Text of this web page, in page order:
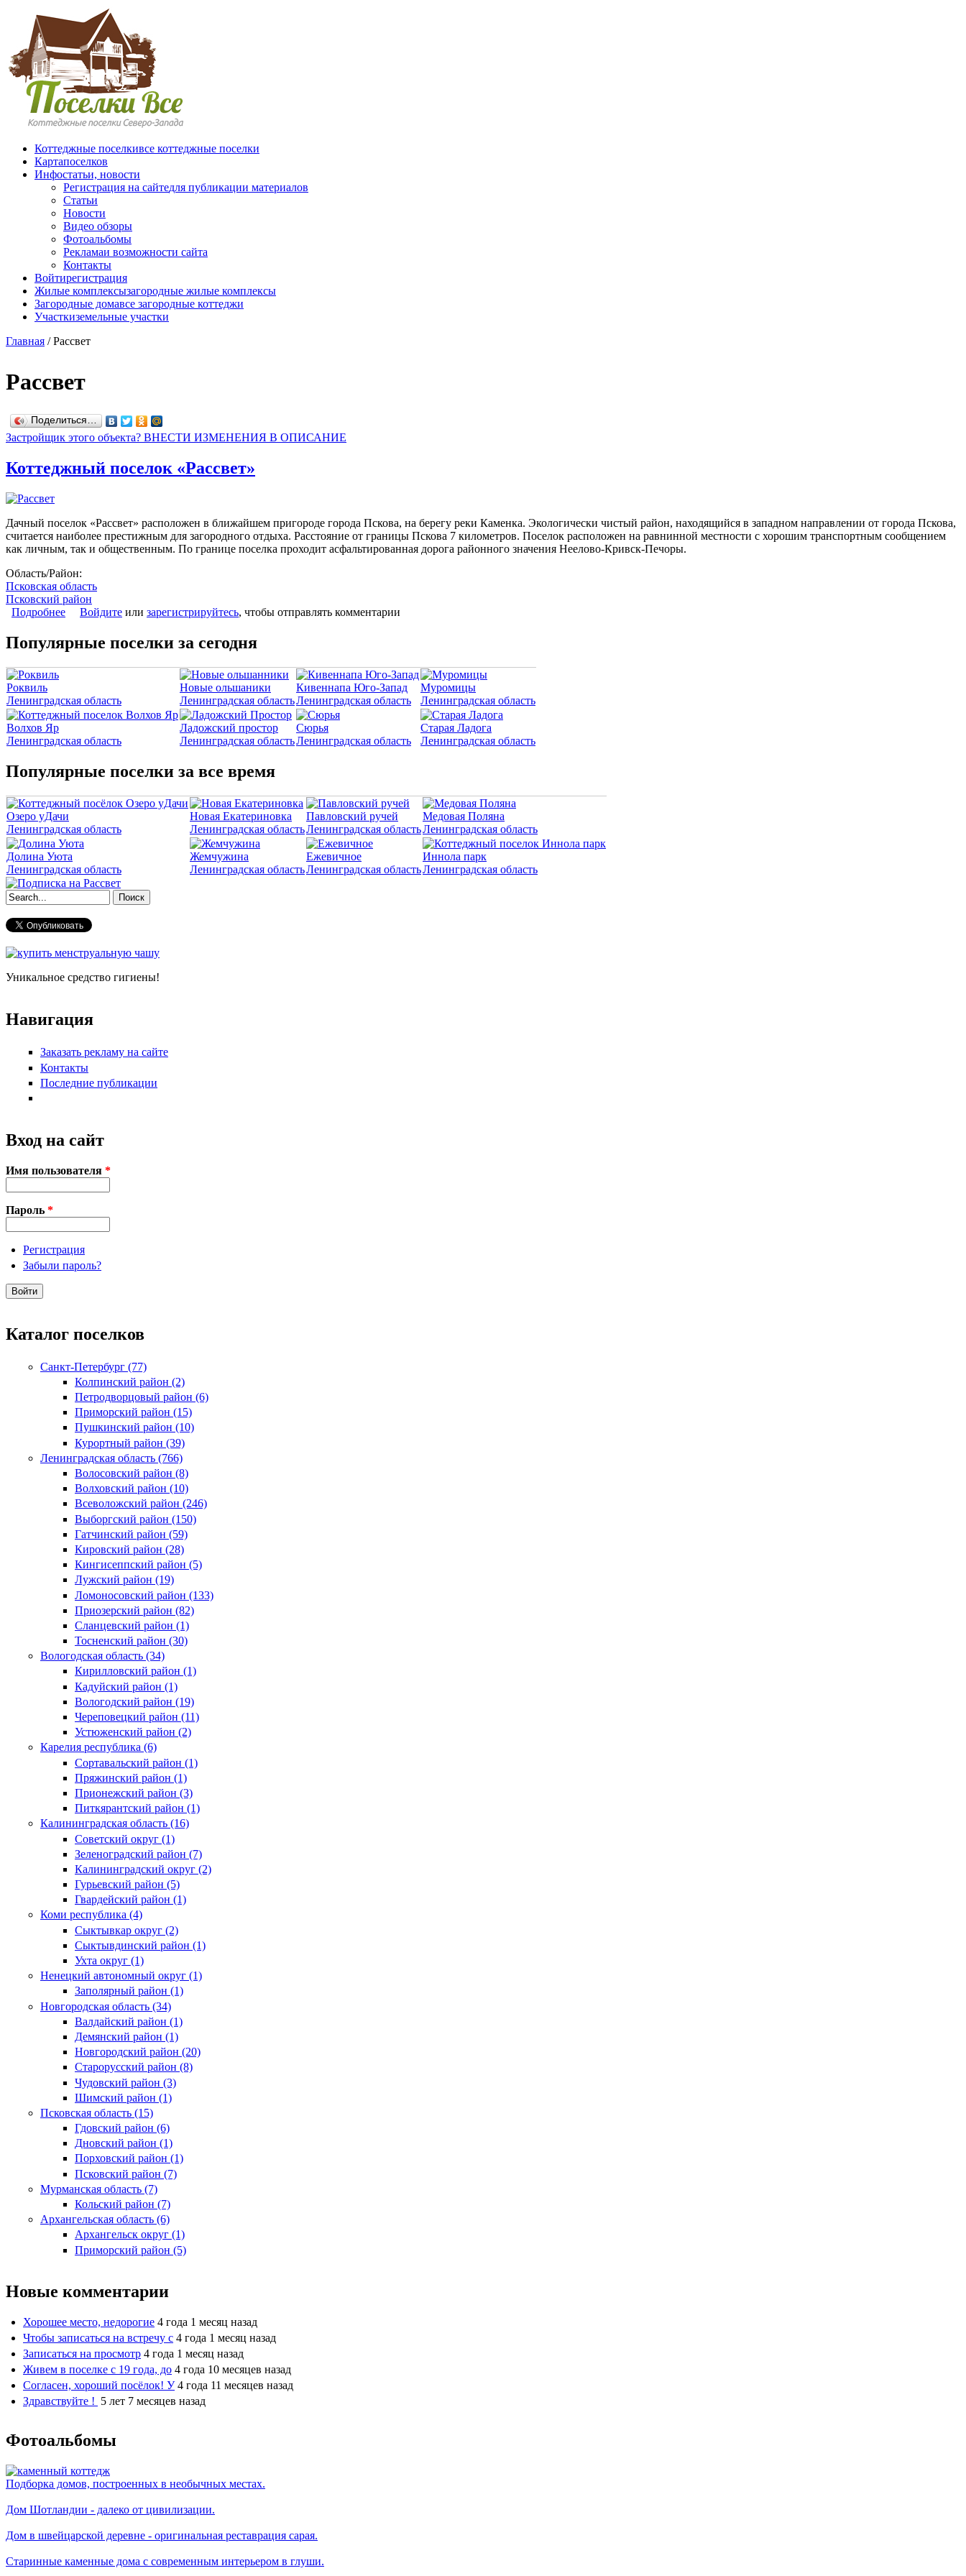
Перейти к основному содержанию
Коттеджные поселкивсе коттеджные поселки
Картапоселков
Инфостатьи, новости
Регистрация на сайтедля публикации материалов
Статьи
Новости
Видео обзоры
Фотоальбомы
Рекламаи возможности сайта
Контакты
Войтирегистрация
Жилые комплексызагородные жилые комплексы
Загородные домавсе загородные коттеджи
Участкиземельные участки
Главная /Рассвет
Рассвет
Поделиться…
Застройщик этого объекта? ВНЕСТИ ИЗМЕНЕНИЯ В ОПИСАНИЕ
Коттеджный поселок «Рассвет»
Дачный поселок «Рассвет» расположен в ближайшем пригороде города Пскова, на берегу реки Каменка. Экологически чистый район, находящийся в западном направлении от города Пскова,
считается наиболее престижным для загородного отдыха. Расстояние от границы Пскова 7 километров. Поселок расположен на равнинной местности с хорошим транспортным сообщением
как личным, так и общественным. По границе поселка проходит асфальтированная дорога районного значения Неелово-Кривск-Печоры.
Область/Район:
Псковская область
Псковский район
Подробнее о Коттеджный поселок «Рассвет»
Войдите или зарегистрируйтесь, чтобы отправлять комментарии
Популярные поселки за сегодня
Роквиль
Ленинградская область
Новые ольшаники
Ленинградская область
Кивеннапа Юго-Запад
Ленинградская область
Муромицы
Ленинградская область
Волхов Яр
Ленинградская область
Ладожский простор
Ленинградская область
Сюрья
Ленинградская область
Старая Ладога
Ленинградская область
Популярные поселки за все время
Озеро уДачи
Ленинградская область
Новая Екатериновка
Ленинградская область
Павловский ручей
Ленинградская область
Медовая Поляна
Ленинградская область
Долина Уюта
Ленинградская область
Жемчужина
Ленинградская область
Ежевичное
Ленинградская область
Иннола парк
Ленинградская область
Форма поиска
Уникальное средство гигиены!
Навигация
Заказать рекламу на сайте
Контакты
Последние публикации
Вход на сайт
Имя пользователя *
Пароль *
Регистрация
Забыли пароль?
Каталог поселков
Санкт-Петербург (77)
Колпинский район (2)
Петродворцовый район (6)
Приморский район (15)
Пушкинский район (10)
Курортный район (39)
Ленинградская область (766)
Волосовский район (8)
Волховский район (10)
Всеволожский район (246)
Выборгский район (150)
Гатчинский район (59)
Кировский район (28)
Кингисеппский район (5)
Лужский район (19)
Ломоносовский район (133)
Приозерский район (82)
Сланцевский район (1)
Тосненский район (30)
Вологодская область (34)
Кирилловский район (1)
Кадуйский район (1)
Вологодский район (19)
Череповецкий район (11)
Устюженский район (2)
Карелия республика (6)
Сортавальский район (1)
Пряжинский район (1)
Прионежский район (3)
Питкярантский район (1)
Калининградская область (16)
Советский округ (1)
Зеленоградский район (7)
Калининградский округ (2)
Гурьевский район (5)
Гвардейский район (1)
Коми республика (4)
Сыктывкар округ (2)
Сыктывдинский район (1)
Ухта округ (1)
Ненецкий автономный округ (1)
Заполярный район (1)
Новгородская область (34)
Валдайский район (1)
Демянский район (1)
Новгородский район (20)
Старорусский район (8)
Чудовский район (3)
Шимский район (1)
Псковская область (15)
Гдовский район (6)
Дновский район (1)
Порховский район (1)
Псковский район (7)
Мурманская область (7)
Кольский район (7)
Архангельская область (6)
Архангельск округ (1)
Приморский район (5)
Новые комментарии
Хорошее место, недорогие 4 года 1 месяц назад
Чтобы записаться на встречу с 4 года 1 месяц назад
Записаться на просмотр 4 года 1 месяц назад
Живем в поселке с 19 года, до 4 года 10 месяцев назад
Согласен, хороший посёлок! У 4 года 11 месяцев назад
Здравствуйте ! 5 лет 7 месяцев назад
Фотоальбомы
Подборка домов, построенных в необычных местах.
Дом Шотландии - далеко от цивилизации.
Дом в швейцарской деревне - оригинальная реставрация сарая.
Старинные каменные дома с современным интерьером в глуши.